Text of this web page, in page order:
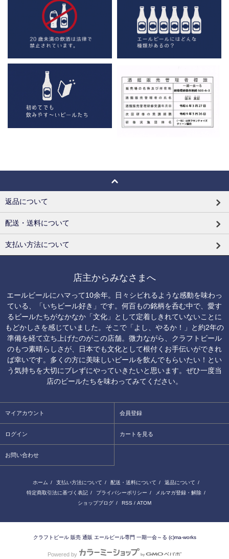
返品について
配送・送料について
支払い方法について
店主からみなさまへ
エールビールにハマって10余年。日々シビれるような感動を味わっ
ている、「いちビール好き」です。何百もの銘柄を呑む中で、愛す
るビールたちがなかなか「文化」として定着しきれていないことに
もどかしさを感じていました。そこで「よし、やるか！」と約2年の
準備を経て立ち上げたのがこの店舗。微力ながら、クラフトビール
のもつ素晴らしさが、日本でも文化として根付くお手伝いができれ
ば幸いです。多くの方に美味しいビールを飲んでもらいたい！とい
う気持ちを大切にブレずにやっていきたいと思います。ぜひ一度当
店のビールたちを味わってみてください。
マイアカウント 会員登録
ログイン カートを見る
お問い合わせ
ホーム / 支払い方法について / 配送・送料について / 返品について /
特定商取引法に基づく表記 / プライバシーポリシー / メルマガ登録・解除 /
ショップブログ / RSS / ATOM
クラフトビール 販売 通販 エールビール専門 一期一会～る (c)ma-works
Powered by